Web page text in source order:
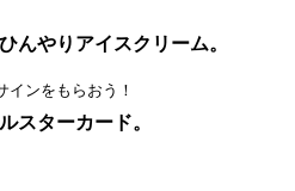
んやりアイスクリーム。
インをもらおう！
スターカード。